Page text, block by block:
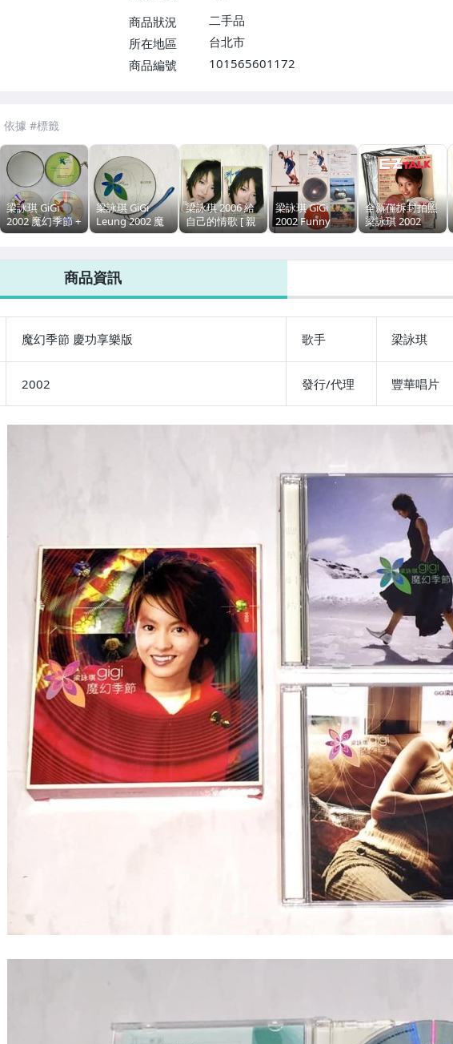
商品狀況
二手品
所在地區
台北市
商品編號
101565601172
梁詠琪 GiGi
2002 魔幻季節 +
瑞士阿爾卑斯山
豐華唱片 台灣鐵
盒版 宣傳單曲
梁詠琪 GiGi
Leung 2002 魔
幻季節 / 瑞士阿
險日誌 / 豐華唱
片 台灣鐵盒版
宣傳單曲 VCD
梁詠琪 2006 給
自己的情歌 [ 親
筆簽名 ] 豐華唱
紙盒版 CD+DVD
梁詠琪 GiGi
2002 Funny
Face / 華納音樂
CD / 附寫真歌詞
全新僅拆封拍照
梁詠琪 2002
February / EZ
誌 台灣版雜誌
商品資訊
魔幻季節 慶功享樂版 歌手 梁詠琪
2002 發行/代理 豐華唱片